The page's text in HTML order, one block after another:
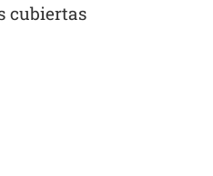
cubiertas